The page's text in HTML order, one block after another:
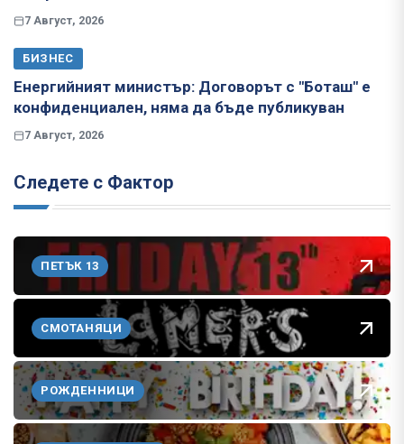
7 Август, 2026
БИЗНЕС
Енергийният министър: Договорът с "Боташ" е
конфиденциален, няма да бъде публикуван
7 Август, 2026
Следете с Фактор
ПЕТЪК 13
СМОТАНЯЦИ
РОЖДЕННИЦИ